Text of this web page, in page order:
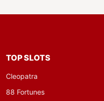
TOP SLOTS
Cleopatra
88 Fortunes